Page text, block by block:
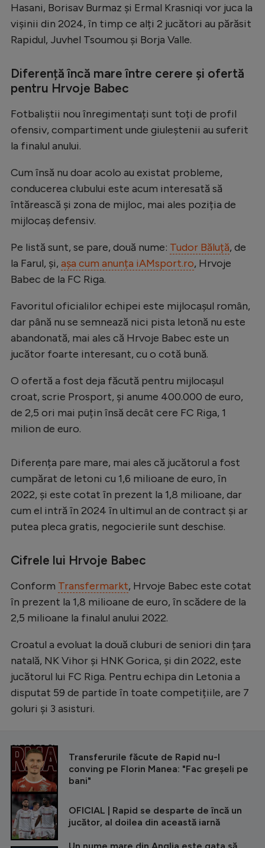
EURO 2024
Stranieri
Handbal
Natație
Formula 1
Gimnastică
Rugby
Ciclism
JO 2024
JO 2026
Intră în cont
Hasani, Borisav Burmaz și Ermal Krasniqi vor juca la
vișinii din 2024, în timp ce alți 2 jucători au părăsit
Rapidul, Juvhel Tsoumou și Borja Valle.
Diferență încă mare între cerere și ofertă
pentru Hrvoje Babec
Fotbaliștii nou înregimentați sunt toți de profil
ofensiv, compartiment unde giuleștenii au suferit
la finalul anului.
Cum însă nu doar acolo au existat probleme,
conducerea clubului este acum interesată să
întărească și zona de mijloc, mai ales poziția de
mijlocaș defensiv.
Pe listă sunt, se pare, două nume: Tudor Băluță, de
la Farul, și, așa cum anunța iAMsport.ro, Hrvoje
Babec de la FC Riga.
Favoritul oficialilor echipei este mijlocașul român,
dar până nu se semnează nici pista letonă nu este
abandonată, mai ales că Hrvoje Babec este un
jucător foarte interesant, cu o cotă bună.
O ofertă a fost deja făcută pentru mijlocașul
croat, scrie Prosport, și anume 400.000 de euro,
de 2,5 ori mai puțin însă decât cere FC Riga, 1
milion de euro.
Diferența pare mare, mai ales că jucătorul a fost
cumpărat de letoni cu 1,6 milioane de euro, în
2022, și este cotat în prezent la 1,8 milioane, dar
cum el intră în 2024 în ultimul an de contract și ar
putea pleca gratis, negocierile sunt deschise.
Cifrele lui Hrvoje Babec
Conform Transfermarkt, Hrvoje Babec este cotat
în prezent la 1,8 milioane de euro, în scădere de la
2,5 milioane la finalul anului 2022.
Croatul a evoluat la două cluburi de seniori din țara
natală, NK Vihor și HNK Gorica, și din 2022, este
jucătorul lui FC Riga. Pentru echipa din Letonia a
disputat 59 de partide în toate competițiile, are 7
goluri și 3 asisturi.
CITEȘTE ȘI
Transferurile făcute de Rapid nu-l
conving pe Florin Manea: "Fac greșeli pe
bani"
OFICIAL | Rapid se desparte de încă un
jucător, al doilea din această iarnă
Un nume mare din Anglia este gata să